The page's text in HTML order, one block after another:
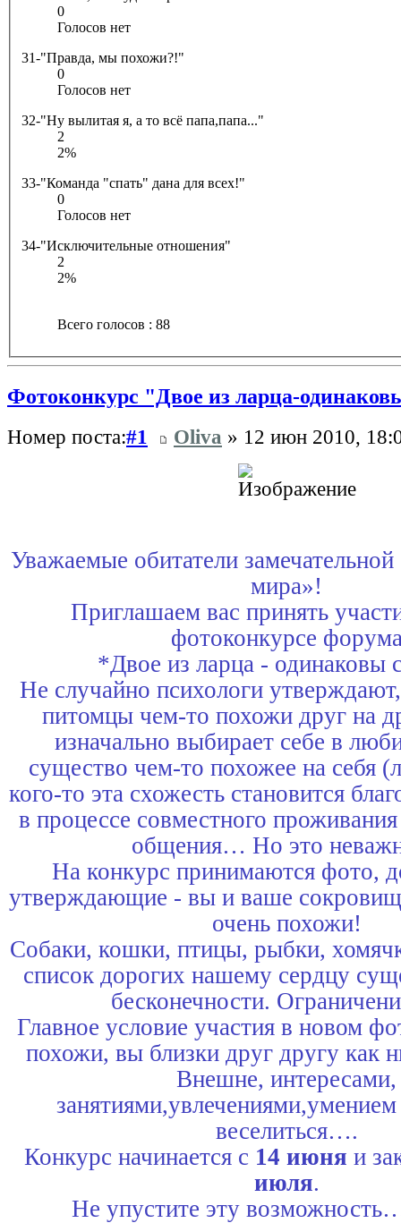
0
Голосов нет
31-"Правда, мы похожи?!"
0
Голосов нет
32-"Ну вылитая я, а то всё папа,папа..."
2
2%
33-"Команда "спать" дана для всех!"
0
Голосов нет
34-"Исключительные отношения"
2
2%
Всего голосов : 88
Фотоконкурс "Двое из ларца-
Номер поста:#1 Oliva » 12 июн 2010,
Уважаемые обитатели
мира»!
Приглашаем вас принять
фотоконкурсе
*Двое из ларца - одинаковы
Не случайно психологи
питомцы чем-то похожи друг на
изначально выбирает себе в
существо чем-то похожее на себя
кого-то эта схожесть становится
в процессе совместного
общения… Но это
На конкурс принимаются фото,
утверждающие - вы и ваше
очень похожи!
Собаки, кошки, птицы, рыбки,
список дорогих нашему сердцу
бесконечности.
Главное условие участия в новом
похожи, вы близки друг другу как
Внешне, интересами,
веселиться….
Конкурс начинается с 14 июня и
июля.
Не упустите эту